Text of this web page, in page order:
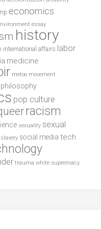
economics
essay
history
international affairs labor
medicine
metoo movement
philosophy
pop culture
racism
sexuality sexual
slavery social media tech
trauma white supremacy